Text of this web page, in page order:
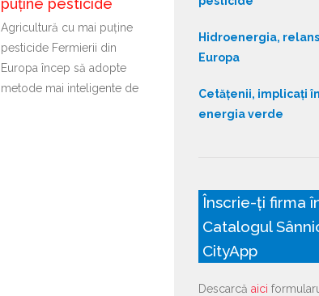
puține pesticide
Agricultură cu mai puține
pesticide Fermierii din
Europa încep să adopte
metode mai inteligente de
Hidroenergia,
Europa
Cetățenii, implicați în
energia verde
Înscrie-ți firma
Catalogul
CityApp
Descarcă aici